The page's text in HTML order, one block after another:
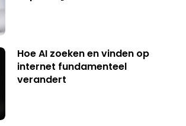
Hoe AI zoeken en vinden op
internet fundamenteel
verandert